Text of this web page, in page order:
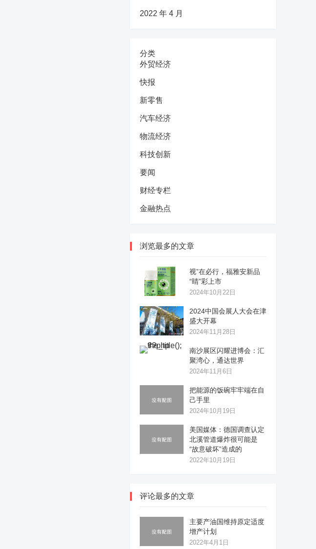
2022 年 4 月
分类
外贸经济
快报
新零售
汽车经济
物流经济
科技创新
要闻
财经专栏
金融热点
浏览最多的文章
视”在必行，福雅安新品
“睛”彩上市
2024年10月22日
2024中国会展人大会在津
盛大开幕
2024年11月28日
南沙展区闪耀进博会：汇
聚湾心，通达世界
2024年11月6日
把能源的饭碗牢牢端在自
己手里
2024年10月19日
美国媒体：德国调查认定
北溪管道爆炸很可能是
“故意破坏”造成的
2022年10月19日
评论最多的文章
主要产油国维持原定适度
增产计划
2022年4月1日